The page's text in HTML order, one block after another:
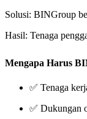
Solusi: BINGroup
Hasil: Tenaga
Mengapa Harus
✅ Tenaga
✅ Dukungan